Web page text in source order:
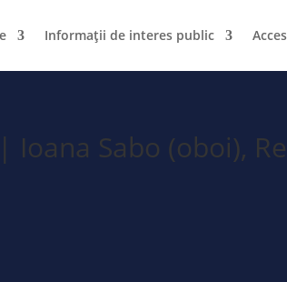
Informații de interes public
Sabo (oboi),